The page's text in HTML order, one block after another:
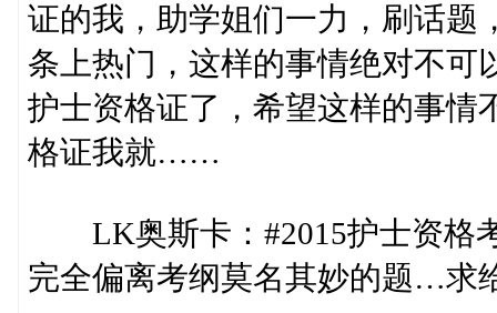
证的我，助学姐们一力，刷话题
条上热门，这样的事情绝对不可
护士资格证了，希望这样的事情
格证我就……
LK奥斯卡：#2015护士资格
完全偏离考纲莫名其妙的题…求